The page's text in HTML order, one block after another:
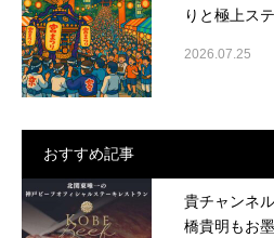
りと極上ステ
2026.07.25
おすすめ記事
貴チャンネ
橋貴明もお